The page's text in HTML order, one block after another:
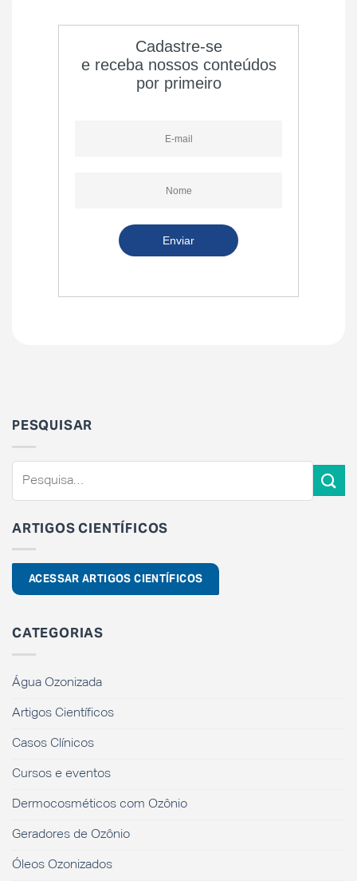
PESQUISAR
ARTIGOS CIENTÍFICOS
ACESSAR ARTIGOS CIENTÍFICOS
CATEGORIAS
Água Ozonizada
Artigos Científicos
Casos Clínicos
Cursos e eventos
Dermocosméticos com Ozônio
Geradores de Ozônio
Óleos Ozonizados